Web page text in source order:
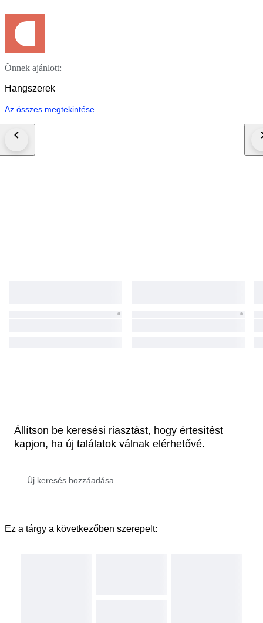
Önnek ajánlott:
Hangszerek
Az összes megtekintése
Állítson be keresési riasztást, hogy értesítést
kapjon, ha új találatok válnak elérhetővé.
Ez a tárgy a következőben szerepelt: